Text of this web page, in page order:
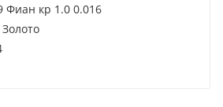
Фиан кр 1.0 0.016
Золото